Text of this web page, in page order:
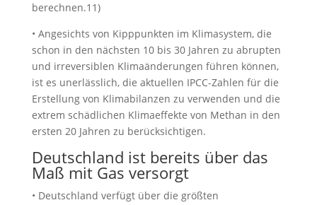
berechnen.11)
• Angesichts von Kipppunkten im Klimasystem, die
schon in den nächsten 10 bis 30 Jahren zu abrupten
und irreversiblen Klimaänderungen führen können,
ist es unerlässlich, die aktuellen IPCC-Zahlen für die
Erstellung von Klimabilanzen zu verwenden und die
extrem schädlichen Klimaeffekte von Methan in den
ersten 20 Jahren zu berücksichtigen.
Deutschland ist bereits über das
Maß mit Gas versorgt
• Deutschland verfügt über die größten